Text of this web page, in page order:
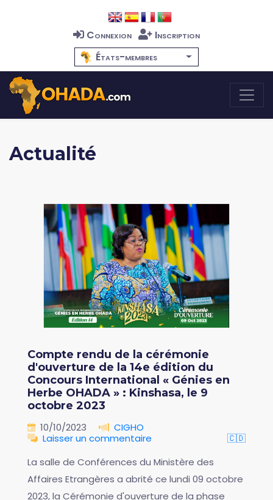
Connexion
Inscription
États-membres
Actualité
Compte rendu de la cérémonie
d'ouverture de la 14e édition du
Concours International « Génies en
Herbe OHADA » : Kinshasa, le 9
octobre 2023
10/10/2023
CIGHO
Laisser un commentaire
🇨🇩
La salle de Conférences du Ministère des
Affaires Etrangères a abrité ce lundi 09 octobre
2023, la Cérémonie d'ouverture de la phase